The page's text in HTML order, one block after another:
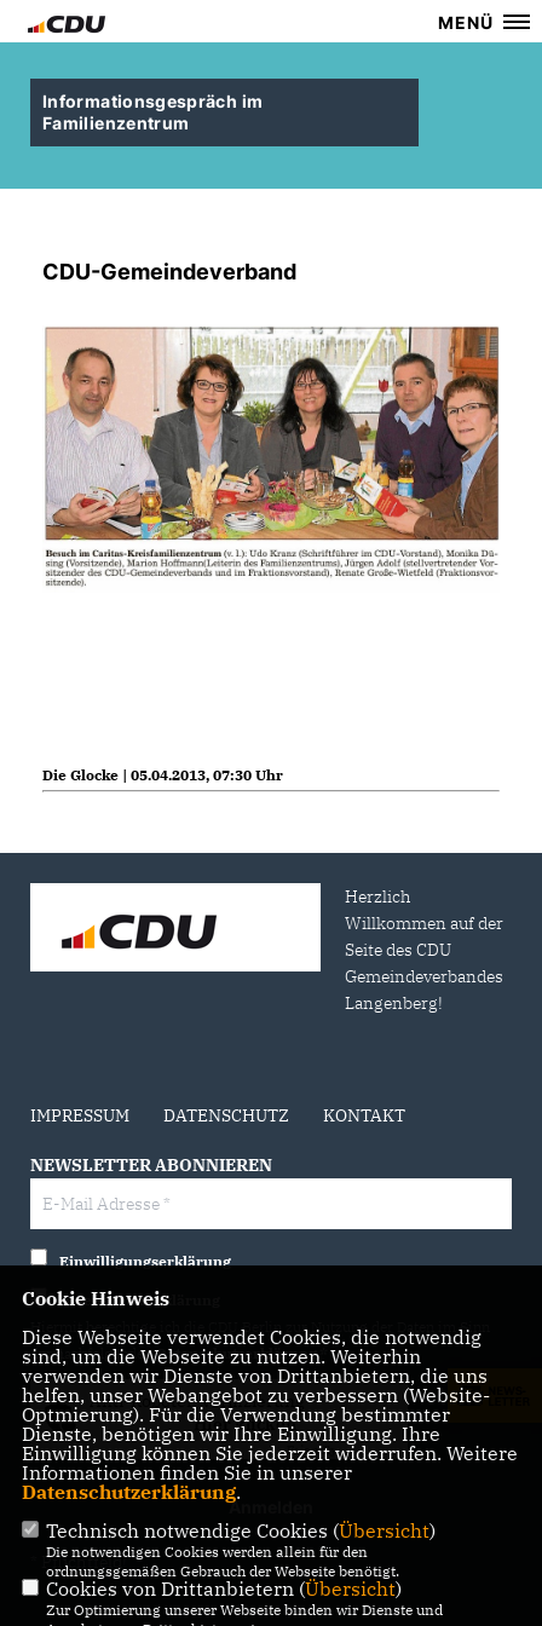
MENÜ
Informationsgespräch im
Familienzentrum
CDU-Gemeindeverband
Die Glocke | 05.04.2013, 07:30 Uhr
Herzlich
Willkommen auf der
Seite des CDU
Gemeindeverbandes
Langenberg!
IMPRESSUM DATENSCHUTZ KONTAKT
NEWSLETTER ABONNIEREN
Einwilligungserklärung
Datenschutzerklärung
Hiermit berechtige ich die CDU Berlin zur Nutzung der Daten im Sinn
der nachfolgendenDatenschutzerklärung.*
Anti-Roboter-Verifizierung
Hier klicken
FriendlyCaptcha ⇗
* Pflichtfeld!
Cookie Hinweis
Diese Webseite verwendet Cookies, die notwendig
sind, um die Webseite zu nutzen. Weiterhin
verwenden wir Dienste von Drittanbietern, die uns
helfen, unser Webangebot zu verbessern (Website-
Optmierung). Für die Verwendung bestimmter
Dienste, benötigen wir Ihre Einwilligung. Ihre
Einwilligung können Sie jederzeit widerrufen. Weitere
Informationen finden Sie in unserer
Datenschutzerklärung.
Technisch notwendige Cookies (Übersicht)
Die notwendigen Cookies werden allein für den
ordnungsgemäßen Gebrauch der Webseite benötigt.
Cookies von Drittanbietern (Übersicht)
Zur Optimierung unserer Webseite binden wir Dienste und